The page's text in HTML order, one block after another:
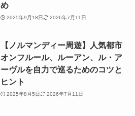
め
2025年9月18日 2026年7月11日
【ノルマンディー周遊】人気都市
オンフルール、ルーアン、ル・ア
ーヴルを自力で巡るためのコツと
ヒント
2025年8月5日 2026年7月11日